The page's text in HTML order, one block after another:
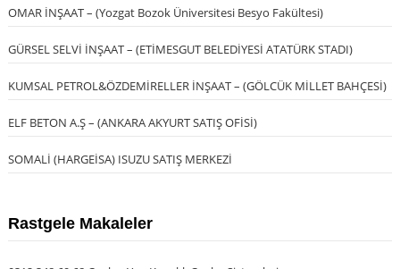
OMAR İNŞAAT – (Yozgat Bozok Üniversitesi Besyo Fakültesi)
GÜRSEL SELVİ İNŞAAT – (ETİMESGUT BELEDİYESİ ATATÜRK STADI)
KUMSAL PETROL&ÖZDEMİRELLER İNŞAAT – (GÖLCÜK MİLLET BAHÇESİ)
ELF BETON A.Ş – (ANKARA AKYURT SATIŞ OFİSİ)
SOMALİ (HARGEİSA) ISUZU SATIŞ MERKEZİ
Rastgele Makaleler